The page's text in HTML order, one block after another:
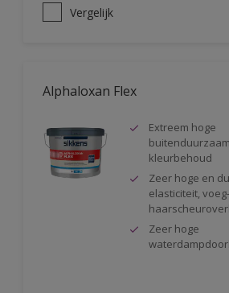
Vergelijk
Alphaloxan Flex
Extreem hoge
kleurbehoud
Zeer hoge en
elasticiteit,
Zeer hoge